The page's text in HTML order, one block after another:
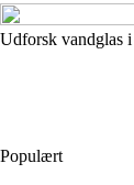
Udforsk vandglas
Populært